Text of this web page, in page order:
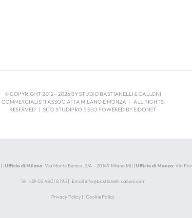
© COPYRIGHT 2012 - 2026 BY STUDIO BASTIANELLI & CALLONI
COMMERCIALISTI ASSOCIATI A MILANO E MONZA | ALL RIGHTS
RESERVED | SITO STUDIPRO E SEO POWERED BY EIDONET
|| Ufficio di Milano: Via Monte Bianco, 2/A - 20149 Milano MI || Ufficio di Monza: Via
Tel. +39 02 4801 8795 || Emailinfo@bastianelli-calloni.com
Privacy Policy || Cookie Policy